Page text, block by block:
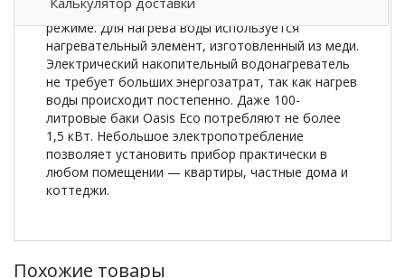
поддерживает температуру в автоматическом
режиме. Для нагрева воды используется
нагревательный элемент, изготовленный из меди.
Электрический накопительный водонагреватель
не требует больших энергозатрат, так как нагрев
воды происходит постепенно. Даже 100-
литровые баки Oasis Eco потребляют не более
1,5 кВт. Небольшое электропотребление
позволяет установить прибор практически в
любом помещении — квартиры, частные дома и
коттеджи.
Похожие товары